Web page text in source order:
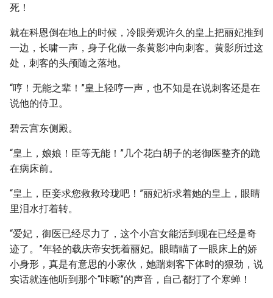
死！
就在科恩倒在地上的时候，冷眼旁观许久的皇上把丽妃推到
一边，长啸一声，身子化做一条黄影冲向刺客。黄影所过这
处，刺客的头颅随之落地。
“哼！无能之辈！”皇上轻哼一声，也不知是在说刺客还是在
说他的侍卫。
碧云宫东侧殿。
“皇上，娘娘！臣等无能！”几个花白胡子的老御医整齐的跪
在病床前。
“皇上，臣妾求您救救玲珑吧！”丽妃祈求着她的皇上，眼睛
里泪水打着转。
“爱妃，御医已经尽力了，这个小宫女能活到现在已经是奇
迹了。”年轻的载庆帝安抚着丽妃。眼睛瞄了一眼床上的娇
小身形，真是有意思的小家伙，她踹刺客下体时的狠劲，说
实话就连他听到那个“咔嚓”的声音，自己都打了个寒蝉！